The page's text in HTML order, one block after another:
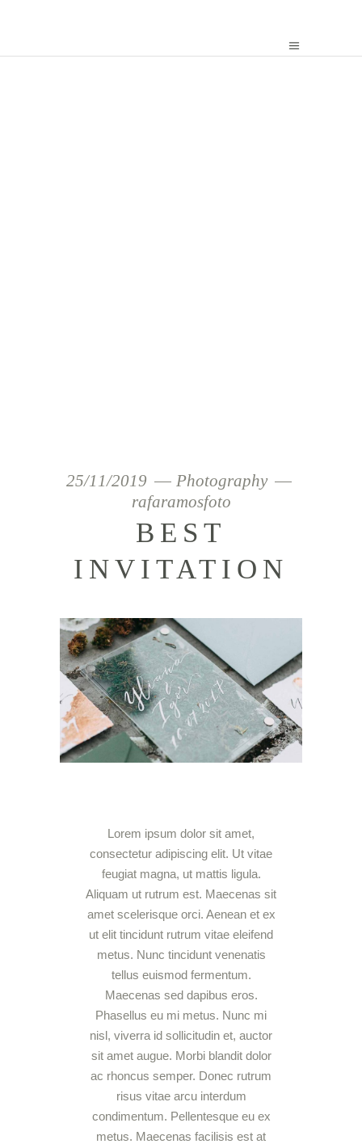
25/11/2019
Photography
rafaramosfoto
BEST
INVITATION
Lorem ipsum dolor sit amet,
consectetur adipiscing elit. Ut vitae
feugiat magna, ut mattis ligula.
Aliquam ut rutrum est. Maecenas sit
amet scelerisque orci. Aenean et ex
ut elit tincidunt rutrum vitae eleifend
metus. Nunc tincidunt venenatis
tellus euismod fermentum.
Maecenas sed dapibus eros.
Phasellus eu mi metus. Nunc mi
nisl, viverra id sollicitudin et, auctor
sit amet augue. Morbi blandit dolor
ac rhoncus semper. Donec rutrum
risus vitae arcu interdum
condimentum. Pellentesque eu ex
metus. Maecenas facilisis est at